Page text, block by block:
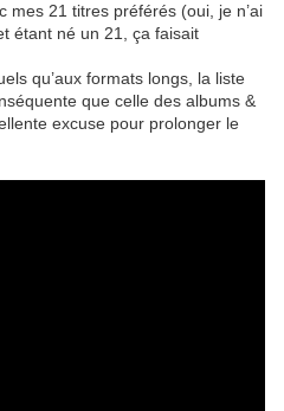
mes 21 titres préférés (oui, je n’ai
étant né un 21, ça faisait
qu’aux formats longs, la liste
que celle des albums &
excuse pour prolonger le